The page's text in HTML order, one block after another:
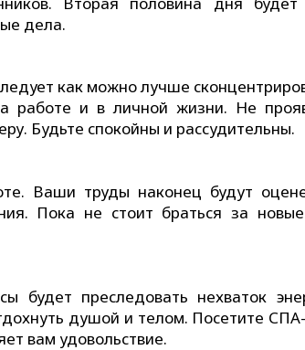
дела.
как можно лучше
работе и в личной жизни. Не
Будьте спокойны и рассудительны.
Ваши труды наконец будут
Пока не стоит браться за
будет преследовать нехваток
душой и телом. Посетите
вам удовольствие.